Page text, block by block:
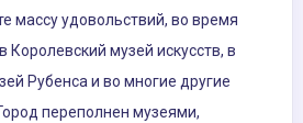
массу удовольствий, во время
Королевский музей искусств, в
Рубенса и во многие другие
переполнен музеями,